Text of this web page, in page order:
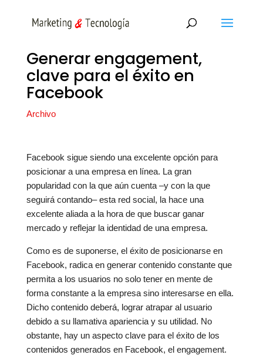
Generar engagement,
clave para el éxito en
Facebook
Archivo
Facebook sigue siendo una excelente opción para
posicionar a una empresa en línea. La gran
popularidad con la que aún cuenta –y con la que
seguirá contando– esta red social, la hace una
excelente aliada a la hora de que buscar ganar
mercado y reflejar la identidad de una empresa.
Como es de suponerse, el éxito de posicionarse en
Facebook, radica en generar contenido constante que
permita a los usuarios no solo tener en mente de
forma constante a la empresa sino interesarse en ella.
Dicho contenido deberá, lograr atrapar al usuario
debido a su llamativa apariencia y su utilidad. No
obstante, hay un aspecto clave para el éxito de los
contenidos generados en Facebook, el engagement.